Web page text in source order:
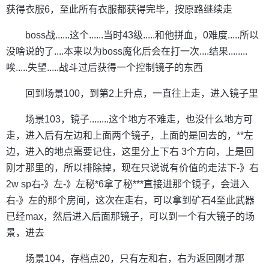
获得衣服6，至此所有衣服都获得完毕，按原路继续走
boss战......这个......当时43级.....和他拼血，0难度.....所以
没啥说的了....本来以为boss魔化后会在打一次....结果........
唉.....失望.....战斗过后获得一个控制镜子的东西
回到场景100，到第2上升点，一直往上走，进入镜子里
场景103，镜子........这个地方不难走，也没什么地方可
走，进入后有左边和上面两个镜子，上面的是回去的，**左
边，进入的地点需要记住，这里分上下右 3个方向，上是回
刚才那里的，所以排除掉，现在只说说有价值的走法下-》右
2w sp右-》左-》左秘*6拿了秘***直接进那个镜子，会进入
右-》左的那个房间，这次在走右，可以拿到矿石4至此武器
已经max，然后进入后面那镜子，可以到一个有大镜子的场
景，进去
场景104，存档点20，只有左和右，右为返回刚才那